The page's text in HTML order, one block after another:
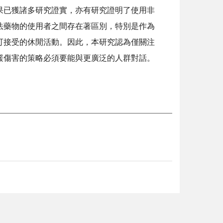
獲諸多研究證實，亦有研究證明了使用非
物的使用者之間存在著區別，特別是作為
受的休閒活動。因此，本研究認為僅關注
害的策略必須要能與更廣泛的人群對話。